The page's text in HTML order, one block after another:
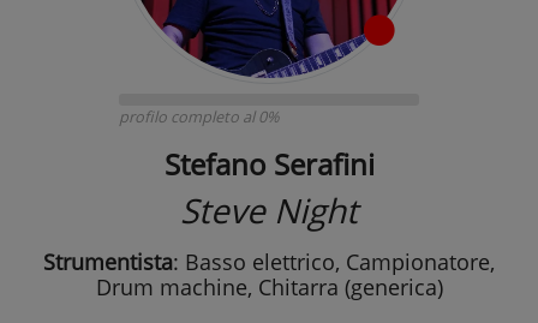
profilo completo al 0%
Stefano Serafini
Steve Night
Strumentista: Basso elettrico, Campionatore,
Drum machine, Chitarra (generica)